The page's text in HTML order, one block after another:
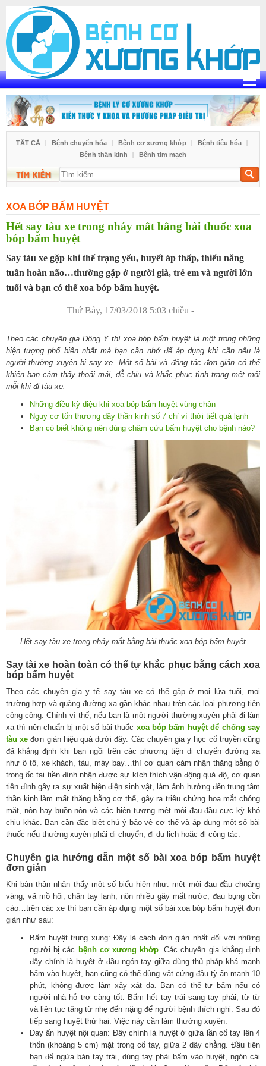
content
TẤT CẢ Bệnh chuyển hóa Bệnh cơ xương khớp
Bệnh tiêu hóa
Bệnh thần kinh
Bệnh tim mạch
Tìm
XOA BÓP BẤM HUYỆT
Hết say tàu xe trong nháy mắt bằng bài thuốc xoa
bóp bấm huyệt
Say tàu xe gặp khi thể trạng yếu, huyết áp thấp, thiểu năng
tuần hoàn não…thường gặp ở người già, trẻ em và người lớn
tuổi và bạn có thể xoa bóp bấm huyệt.
Thứ Bảy, 17/03/2018 5:03 chiều -
Theo các chuyên gia Đông Y thì xoa bóp bấm huyệt là một trong những
hiện tượng phổ biến nhất mà bạn cần nhớ để áp dụng khi cần nếu là
người thường xuyên bị say xe. Một số bài và động tác đơn giản có thể
khiến bạn cảm thấy thoải mái, dễ chịu và khắc phục tình trạng mệt mỏi
mỗi khi đi tàu xe.
Những điều kỳ diệu khi xoa bóp bấm huyệt vùng chân
Nguy cơ tổn thương dây thần kinh số 7 chỉ vì thời tiết quá lạnh
Bạn có biết không nên dùng châm cứu bấm huyệt cho bệnh nào?
Hết say tàu xe trong nháy mắt bằng bài thuốc xoa bóp bấm huyệt
Say tài xe hoàn toàn có thể tự khắc phục bằng cách xoa
bóp bấm huyệt
Theo các chuyên gia y tế say tàu xe có thể gặp ở mọi lứa tuổi, mọi
trường hợp và quãng đường xa gần khác nhau trên các loại phương tiện
công cộng. Chính vì thế, nếu bạn là một người thường xuyên phải đi làm
xa thì nên chuẩn bị một số bài thuốc xoa bóp bấm huyệt để chống say
tàu xe đơn giản hiệu quả dưới đây. Các chuyên gia y học cổ truyền cũng
đã khẳng định khi bạn ngồi trên các phương tiện di chuyển đường xa
như ô tô, xe khách, tàu, máy bay…thì cơ quan cảm nhận thăng bằng ở
trong ốc tai tiền đình nhận được sự kích thích vận động quá độ, cơ quan
tiền đình gây ra sự xuất hiện điện sinh vật, làm ảnh hưởng đến trung tâm
thần kinh làm mất thăng bằng cơ thể, gây ra triệu chứng hoa mắt chóng
mặt, nôn hay buồn nôn và các hiện tượng mệt mỏi đau đầu cực kỳ khó
chịu khác. Bạn cần đặc biệt chú ý bảo vệ cơ thể và áp dụng một số bài
thuốc nếu thường xuyên phải di chuyển, đi du lịch hoặc đi công tác.
Chuyên gia hướng dẫn một số bài xoa bóp bấm huyệt
đơn giản
Khi bản thân nhận thấy một số biểu hiện như: mệt mỏi đau đầu choáng
váng, vã mồ hôi, chân tay lạnh, nôn nhiều gây mất nước, đau bụng cồn
cào…trên các xe thì bạn cần áp dụng một số bài xoa bóp bấm huyệt đơn
giản như sau:
Bấm huyệt trung xung: Đây là cách đơn giản nhất đối với những
người bị các bệnh cơ xương khớp. Các chuyên gia khẳng định
đây chính là huyệt ở đầu ngón tay giữa dùng thủ pháp khá mạnh
bấm vào huyệt, bạn cũng có thể dùng vật cứng đầu tỳ ấn mạnh 10
phút, không được làm xây xát da. Bạn có thể tự bấm nếu có
người nhà hỗ trợ càng tốt. Bấm hết tay trái sang tay phải, từ từ
và liên tục tăng từ nhẹ đến nặng để người bệnh thích nghi. Sau đó
tiếp sang huyệt thứ hai. Việc này cần làm thường xuyên.
Day ấn huyệt nội quan: Đây chính là huyệt ở giữa lần cổ tay lên 4
thốn (khoảng 5 cm) mặt trong cổ tay, giữa 2 dây chằng. Đầu tiên
bạn để ngửa bàn tay trái, dùng tay phải bấm vào huyệt, ngón cái